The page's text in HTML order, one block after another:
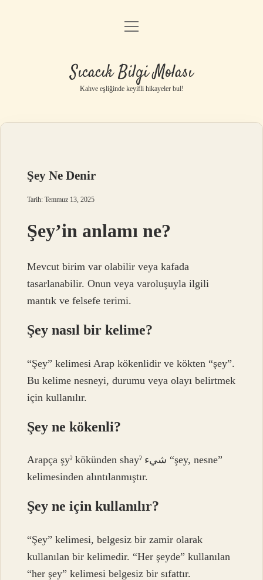
Anasayfa
Yasal Uyarı
menüyü
Sıcacık Bilgi Molası
Kahve eşliğinde keyifli hikayeler bul!
Şey Ne Denir
Tarih: Temmuz 13, 2025
Şey’in anlamı ne?
Mevcut birim var olabilir veya kafada
tasarlanabilir. Onun veya varoluşuyla ilgili
mantık ve felsefe terimi.
Şey nasıl bir kelime?
“Şey” kelimesi Arap kökenlidir ve kökten “şey”.
Bu kelime nesneyi, durumu veya olayı belirtmek
için kullanılır.
Şey ne kökenli?
Arapça şyˀ kökünden shayˀ شيء “şey, nesne”
kelimesinden alıntılanmıştır.
Şey ne için kullanılır?
“Şey” kelimesi, belgesiz bir zamir olarak
kullanılan bir kelimedir. “Her şeyde” kullanılan
“her şey” kelimesi belgesiz bir sıfattır.